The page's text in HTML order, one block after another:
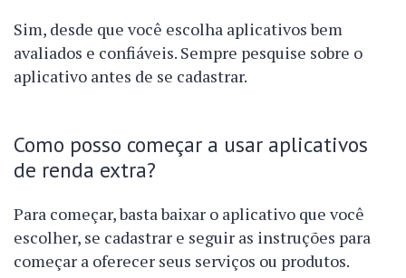
Sim, desde que você escolha aplicativos bem
avaliados e confiáveis. Sempre pesquise sobre o
aplicativo antes de se cadastrar.
Como posso começar a usar aplicativos
de renda extra?
Para começar, basta baixar o aplicativo que você
escolher, se cadastrar e seguir as instruções para
começar a oferecer seus serviços ou produtos.